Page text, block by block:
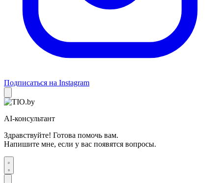
Подписаться на Instagram
AI-консультант
Здравствуйте! Готова помочь вам.
Напишите мне, если у вас появятся вопросы.